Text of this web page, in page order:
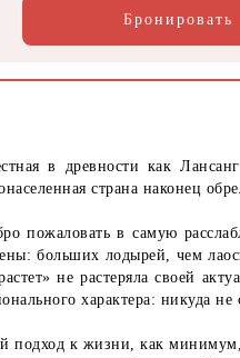
Бронировать
в древности как
страна наконец
пожаловать в самую
больших лодырей, чем
не растеряла своей
характера: никуда
подход к жизни, как минимум,